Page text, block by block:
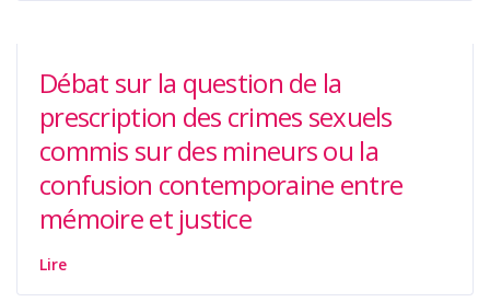
Débat sur la question de la
prescription des crimes sexuels
commis sur des mineurs ou la
confusion contemporaine entre
mémoire et justice
Lire